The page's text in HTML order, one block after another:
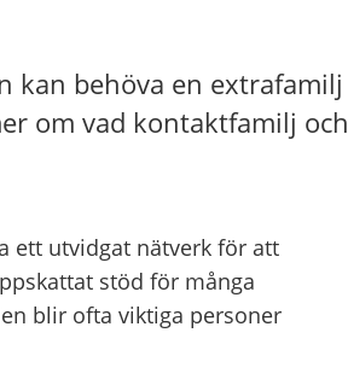
kan behöva en extrafamilj
om vad kontaktfamilj och
ett utvidgat nätverk för att
stöd för många
blir ofta viktiga personer